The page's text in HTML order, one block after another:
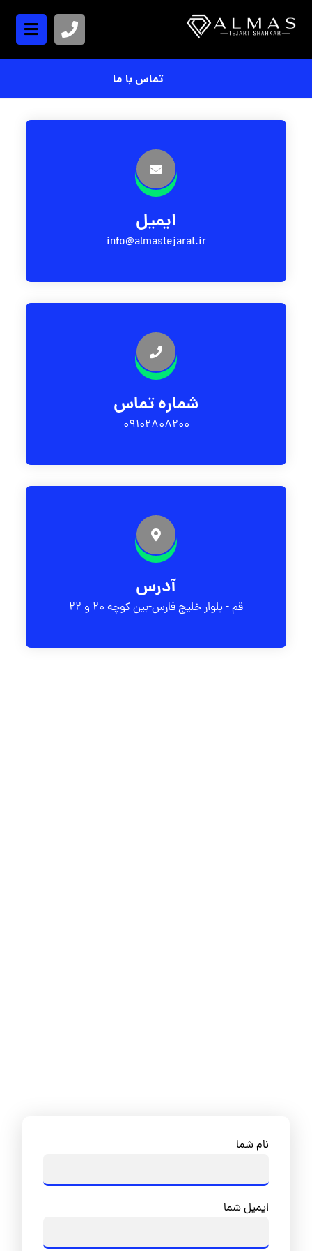
تماس با ما
ایمیل
info@almastejarat.ir
شماره تماس
09102808200
آدرس
قم - بلوار خلیج فارس-بین کوچه 20 و 22
نام شما
ایمیل شما